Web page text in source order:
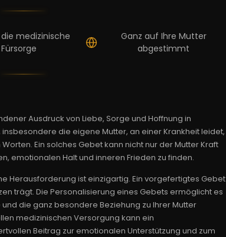
medizinische
Fürsorge
Ganz auf Ihre Mutter
abgestimmt
Ausdruck von Liebe, Sorge und Hoffnung in
die eigene Mutter, an einer Krankheit leidet,
Ein solches Gebet kann nicht nur der Mutter Kraft
emotionalen Halt und inneren Frieden zu finden.
Herausforderung ist einzigartig. Ein vorgefertigtes Gebet
trägt. Die Personalisierung eines Gebets ermöglicht es
die ganz besondere Beziehung zu Ihrer Mutter
medizinischen Versorgung kann ein
Beitrag zur emotionalen Unterstützung und zum